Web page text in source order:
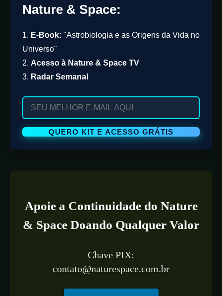
Nature & Space:
1. E-Book: "Astrobiologia e as Origens da Vida no
Universo"
2. Acesso à Nature & Space TV
3. Radar Semanal
Apoie a Continuidade do Nature
& Space Doando Qualquer Valor
Chave PIX:
contato@naturespace.com.br